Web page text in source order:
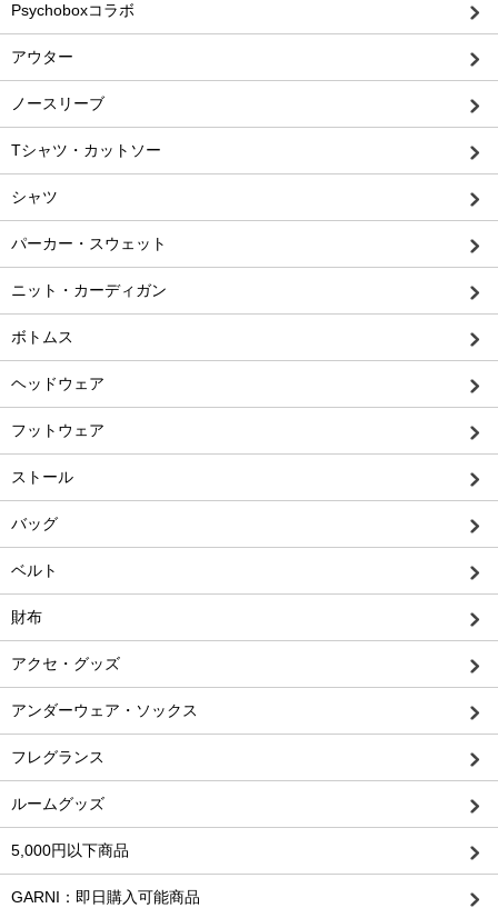
Psychoboxコラボ
アウター
ノースリーブ
Tシャツ・カットソー
シャツ
パーカー・スウェット
ニット・カーディガン
ボトムス
ヘッドウェア
フットウェア
ストール
バッグ
ベルト
財布
アクセ・グッズ
アンダーウェア・ソックス
フレグランス
ルームグッズ
5,000円以下商品
GARNI：即日購入可能商品